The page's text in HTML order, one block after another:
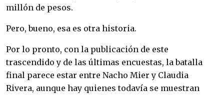
millón de pesos.
Pero, bueno, esa es otra historia.
Por lo pronto, con la publicación de este
trascendido y de las últimas encuestas, la batalla
final parece estar entre Nacho Mier y Claudia
Rivera, aunque hay quienes todavía se muestran